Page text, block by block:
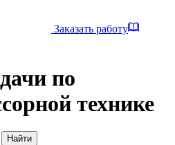
Заказать работу
по
технике
Найти